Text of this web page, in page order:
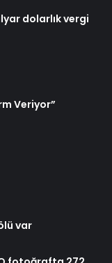
dolarlık vergi
Veriyor”
var